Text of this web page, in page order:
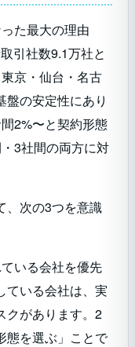
た最大の理由
引社数9.1万社と
京・仙台・名古
の安定性にあり
2%〜と契約形態
3社間の両方に対
、次の3つを意識
いる会社を優先
ている会社は、実
クがあります。2
態を選ぶ」ことで